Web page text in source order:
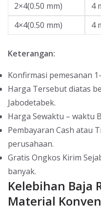
2×4(0.50 mm)
4
4×4(0.50 mm)
4
Keterangan:
Konfirmasi pemesanan
Harga Tersebut diatas
Jabodetabek.
Harga Sewaktu – waktu
Pembayaran Cash atau
perusahaan.
Gratis Ongkos Kirim
banyak.
Kelebihan Baja
Material